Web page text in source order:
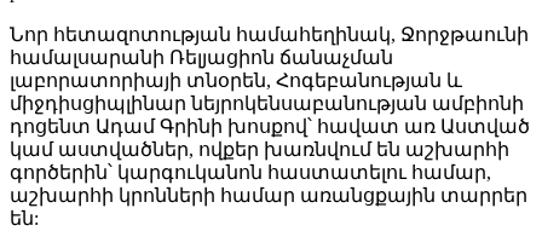
Նոր հետազոտության համահեղինակ, Ջորջթաունի
համալսարանի Ռելյացիոն ճանաչման
լաբորատորիայի տնօրեն, Հոգեբանության և
միջդիսցիպլինար նեյրոկենսաբանության ամբիոնի
դոցենտ Ադամ Գրինի խոսքով՝ հավատ առ Աստված
կամ աստվածներ, ովքեր խառնվում են աշխարհի
գործերին՝ կարգուկանոն հաստատելու համար,
աշխարհի կրոնների համար առանցքային տարրեր
են: